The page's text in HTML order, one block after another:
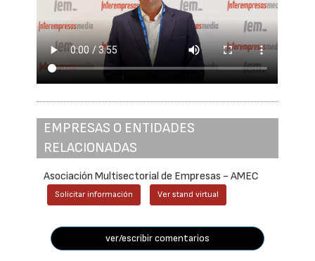
EMPRESAS O ENTIDADES
RELACIONADAS
Asociación Multisectorial de Empresas - AMEC
Solicitar información Ver stand virtual
ver/escribir comentarios